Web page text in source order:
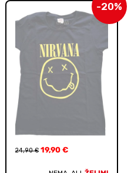
-20%
24,90€ 19,90 €